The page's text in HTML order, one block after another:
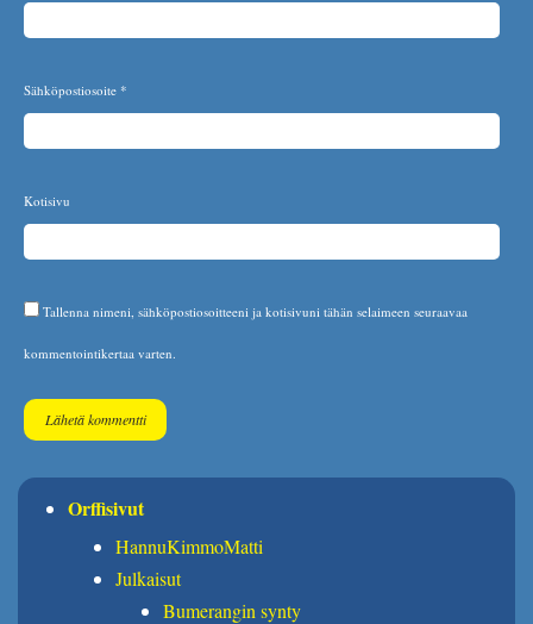
Sähköpostiosoite *
Kotisivu
Tallenna nimeni, sähköpostiosoitteeni ja kotisivuni tähän selaimeen seuraavaa
kommentointikertaa varten.
Orffisivut
HannuKimmoMatti
Julkaisut
Bumerangin synty